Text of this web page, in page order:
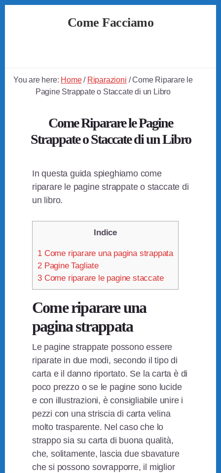
Come Facciamo
Quotidiani
You are here: Home / Riparazioni /Come Riparare le
Pagine Strappate o Staccate di un Libro
Come Riparare le Pagine
Strappate o Staccate di un Libro
In questa guida spieghiamo come
riparare le pagine strappate o staccate di
un libro.
Indice
1Come riparare una pagina strappata
2Pagine Tagliate
3Come riparare le pagine staccate
Come riparare una
pagina strappata
Le pagine strappate possono essere
riparate in due modi, secondo il tipo di
carta e il danno riportato. Se la carta è di
poco prezzo o se le pagine sono lucide
e con illustrazioni, è consigliabile unire i
pezzi con una striscia di carta velina
molto trasparente. Nel caso che lo
strappo sia su carta di buona qualità,
che, solitamente, lascia due sbavature
che si possono sovrapporre, il miglior